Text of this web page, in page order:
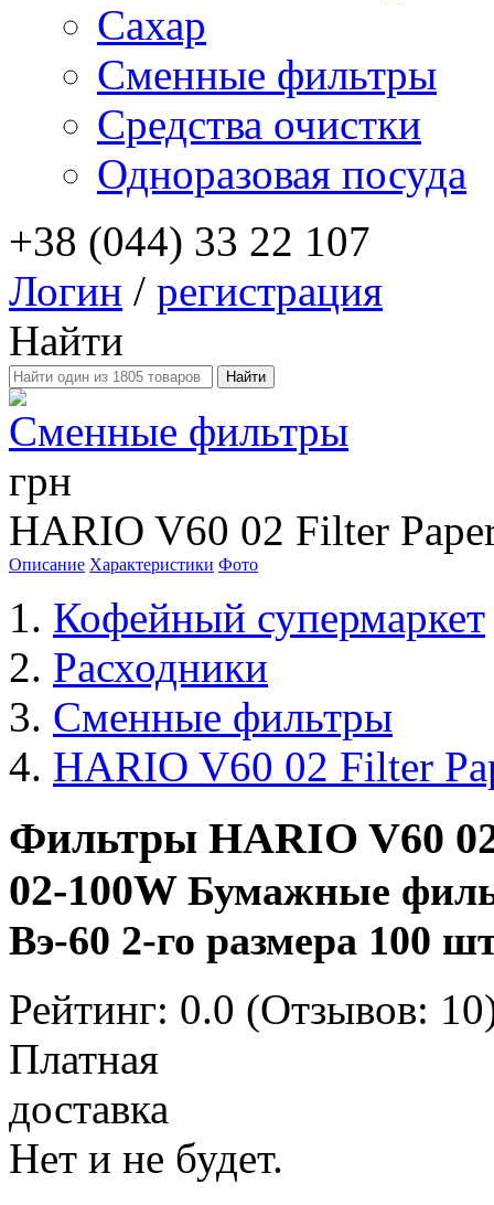
Сахар
Сменные фильтры
Средства очистки
Одноразовая посуда
+38 (044) 33 22 107
Логин / регистрация
Найти
Сменные фильтры
грн
HARIO V60 02 Filter
Описание Характеристики Фото
Кофейный супермаркет
Расходники
Сменные фильтры
HARIO V60 02 Filter
Фильтры HARIO V60
02-100W Бумажные
Вэ-60 2-го размера 100
Рейтинг: 0.0 (Отзывов: 10
Платная
доставка
Нет и не будет.